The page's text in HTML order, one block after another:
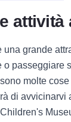
attività
una grande
o passeggiare
molte
di avvicinarvi